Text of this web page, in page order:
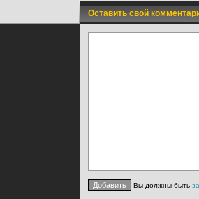
Оставить свой
Вы должны быть